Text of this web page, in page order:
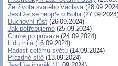
Ze života svatého Václava
Jestliže se neopře o Boha(27.09.2024)
Duchovní růst (26.09.2024)
Jak potřebujeme (25.09.2024)
Chůze po provaze (24.09.2024)
Lidu milá(16.09.2024)
Radost celému světu (14.09.2024)
Prázdné sítě (13.09.2024)